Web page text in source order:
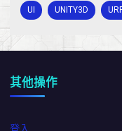
UI UNITY3D
其他操作